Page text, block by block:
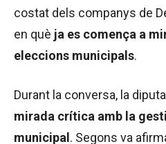
costat dels companys de
en què ja es comença a
eleccions municipals.
Durant la conversa, la
mirada crítica amb la
municipal . Segons va